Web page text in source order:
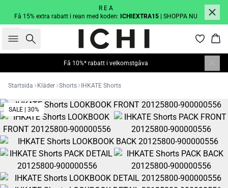
R E A
Få 15% extra rabatt i rean med koden: ICHIEXTRA15 | SHOPPA NU
Sök
Få 10%* rabatt i velkomstgåva
Startsida Kläder Shorts IHKATE Shorts
SALE | 30%